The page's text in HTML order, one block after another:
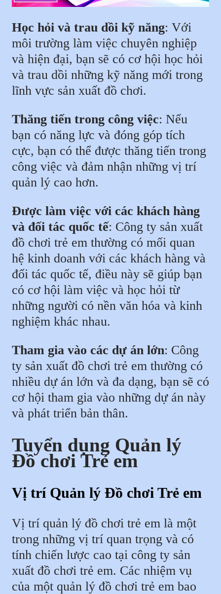
Học hỏi và trau dồi kỹ năng: Với
môi trường làm việc chuyên nghiệp
và hiện đại, bạn sẽ có cơ hội học hỏi
và trau dồi những kỹ năng mới trong
lĩnh vực sản xuất đồ chơi.
Thăng tiến trong công việc: Nếu
bạn có năng lực và đóng góp tích
cực, bạn có thể được thăng tiến trong
công việc và đảm nhận những vị trí
quản lý cao hơn.
Được làm việc với các khách hàng
và đối tác quốc tế: Công ty sản xuất
đồ chơi trẻ em thường có mối quan
hệ kinh doanh với các khách hàng và
đối tác quốc tế, điều này sẽ giúp bạn
có cơ hội làm việc và học hỏi từ
những người có nền văn hóa và kinh
nghiệm khác nhau.
Tham gia vào các dự án lớn: Công
ty sản xuất đồ chơi trẻ em thường có
nhiều dự án lớn và đa dạng, bạn sẽ có
cơ hội tham gia vào những dự án này
và phát triển bản thân.
Tuyển dụng Quản lý
Đồ chơi Trẻ em
Vị trí Quản lý Đồ chơi Trẻ em
Vị trí quản lý đồ chơi trẻ em là một
trong những vị trí quan trọng và có
tính chiến lược cao tại công ty sản
xuất đồ chơi trẻ em. Các nhiệm vụ
của một quản lý đồ chơi trẻ em bao